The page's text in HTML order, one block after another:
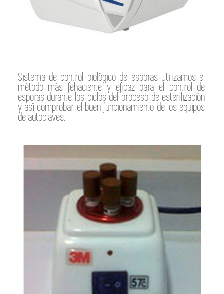
Sistema de control biológico de esporas Utilizamos el
método más fehaciente y eficaz para el control de
esporas durante los ciclos del proceso de esterilización
y así comprobar el buen funcionamiento de los equipos
de autoclaves.